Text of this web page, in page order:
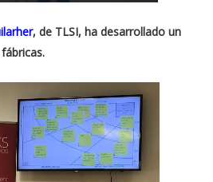
, de TLSI, ha desarrollado un